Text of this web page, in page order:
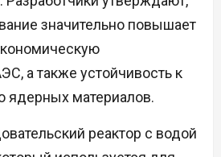
значительно повышает
а также устойчивость к
ядерных материалов.
реактор с водой